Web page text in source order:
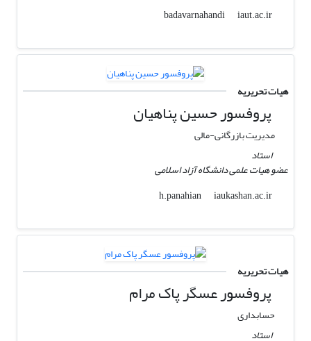
badavarnahandi
iaut.ac.ir
هیات تحریریه
پروفسور حسین پناهیان
مدیریت بازرگانی-مالی
استاد
عضو هیات علمی دانشگاه آزاد اسلامی
h.panahian
iaukashan.ac.ir
هیات تحریریه
پروفسور عسگر پاک مرام
حسابداری
استاد